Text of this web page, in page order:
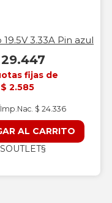
3.33A Pin azul
fijas de
$ 2.585
$ 24.336
AL CARRITO